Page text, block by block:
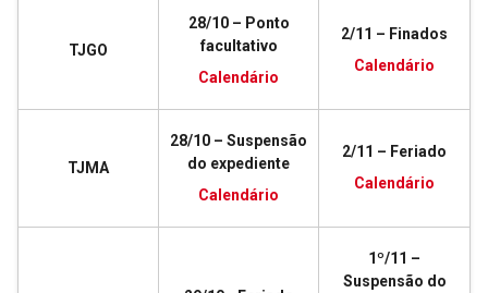
TJGO
28/10 – Ponto
facultativo
Calendário
2/11 – Finados
Calendário
TJMA
28/10 – Suspensão
do expediente
Calendário
2/11 – Feriado
Calendário
1º/11 –
Suspensão do